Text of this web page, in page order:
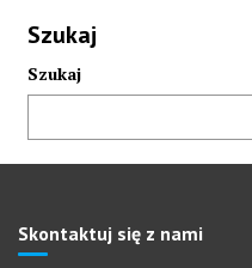
Szukaj
Szukaj
Skontaktuj się z nami